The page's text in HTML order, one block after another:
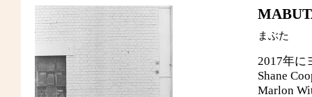
まぶた
2017年に
Shane
Marlon